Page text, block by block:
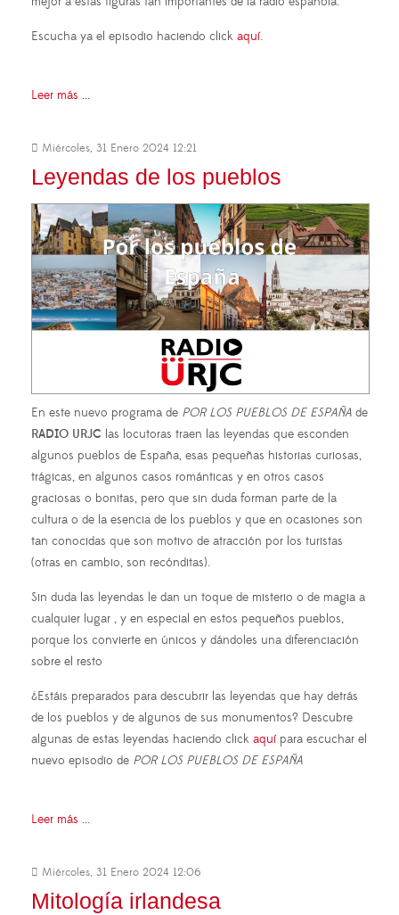
Escucha ya el episodio haciendo click aquí.
Leer más ...
Miércoles, 31 Enero 2024 12:21
Leyendas de los pueblos
En este nuevo programa de POR LOS PUEBLOS DE ESPAÑA de
RADIO URJC las locutoras traen las leyendas que esconden
algunos pueblos de España, esas pequeñas historias curiosas,
trágicas, en algunos casos románticas y en otros casos
graciosas o bonitas, pero que sin duda forman parte de la
cultura o de la esencia de los pueblos y que en ocasiones son
tan conocidas que son motivo de atracción por los turistas
(otras en cambio, son recónditas).
Sin duda las leyendas le dan un toque de misterio o de magia a
cualquier lugar , y en especial en estos pequeños pueblos,
porque los convierte en únicos y dándoles una diferenciación
sobre el resto
¿Estáis preparados para descubrir las leyendas que hay detrás
de los pueblos y de algunos de sus monumentos? Descubre
algunas de estas leyendas haciendo click aquípara escuchar el
nuevo episodio de POR LOS PUEBLOS DE ESPAÑA
Leer más ...
Miércoles, 31 Enero 2024 12:06
Mitología irlandesa